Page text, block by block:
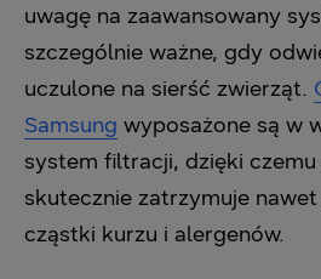
uwagę na zaawansowany
szczególnie ważne, gdy
uczulone na sierść zwierząt.
Samsung wyposażone są w
system filtracji, dzięki czemu
skutecznie zatrzymuje
cząstki kurzu i alergenów.